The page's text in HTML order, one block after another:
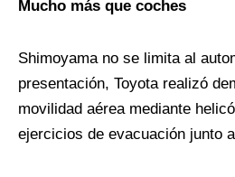
Mucho más que coches
Shimoyama no se limita al
presentación, Toyota realizó
movilidad aérea mediante
ejercicios de evacuación junto